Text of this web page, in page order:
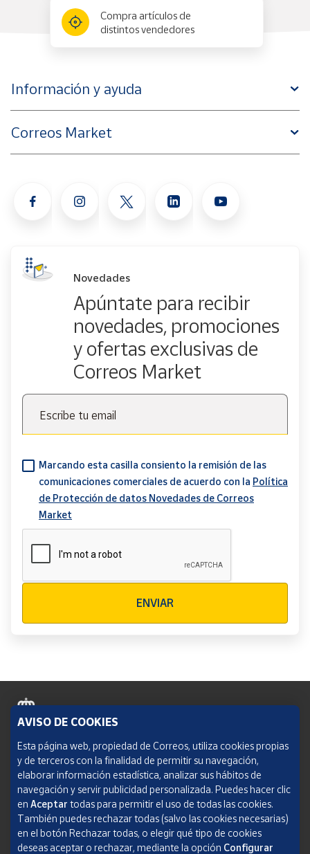
Compra artículos de
distintos vendedores
Información y ayuda
Correos Market
Novedades
Apúntate para recibir
novedades, promociones
y ofertas exclusivas de
Correos Market
Escribe tu email
Marcando esta casilla consiento la remisión de las
comunicaciones comerciales de acuerdo con la Política
de Protección de datos Novedades de Correos
Market
ENVIAR
Política de cookies
Aviso legal
Condiciones del servicio
Política de Privacidad Web
AVISO DE COOKIES
Esta página web, propiedad de Correos, utiliza cookies propias
y de terceros con la finalidad de permitir su navegación,
elaborar información estadística, analizar sus hábitos de
navegación y servir publicidad personalizada. Puedes hacer clic
en Aceptar todas para permitir el uso de todas las cookies.
También puedes rechazar todas (salvo las cookies necesarias)
en el botón Rechazar todas, o elegir qué tipo de cookies
deseas aceptar o rechazar, mediante la opción Configurar